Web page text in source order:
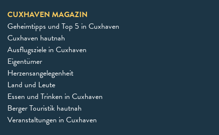
CUXHAVEN MAGAZIN
Geheimtipps und Top 5 in Cuxhaven
Cuxhaven hautnah
Ausflugsziele in Cuxhaven
Eigentümer
Herzensangelegenheit
Land und Leute
Essen und Trinken in Cuxhaven
Berger Touristik hautnah
Veranstaltungen in Cuxhaven